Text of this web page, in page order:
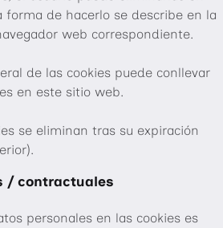
forma de hacerlo se describe en la
web correspondiente.
de las cookies puede conllevar
en este sitio web.
se eliminan tras su expiración
/ contractuales
personales en las cookies es